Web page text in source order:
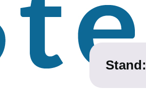
Stand: